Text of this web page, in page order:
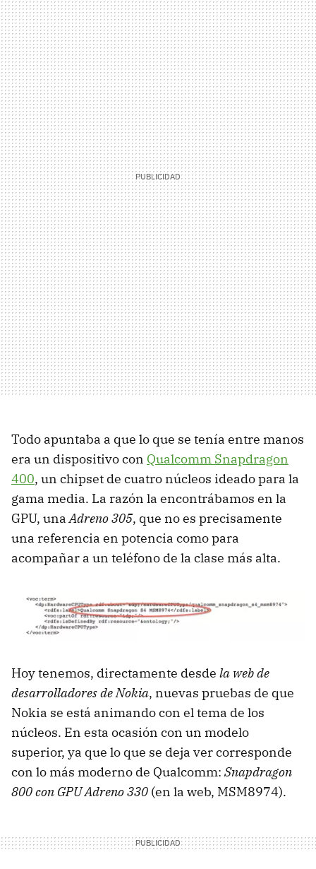
Todo apuntaba a que lo que se tenía entre manos
era un dispositivo con Qualcomm Snapdragon
400, un chipset de cuatro núcleos ideado para la
gama media. La razón la encontrábamos en la
GPU, unaAdreno 305, que no es precisamente
una referencia en potencia como para
acompañar a un teléfono de la clase más alta.
Hoy tenemos, directamente desde la web de
desarrolladores de Nokia, nuevas pruebas de que
Nokia se está animando con el tema de los
núcleos. En esta ocasión con un modelo
superior, ya que lo que se deja ver corresponde
con lo más moderno de Qualcomm: Snapdragon
800 con GPU Adreno 330 (en la web, MSM8974).